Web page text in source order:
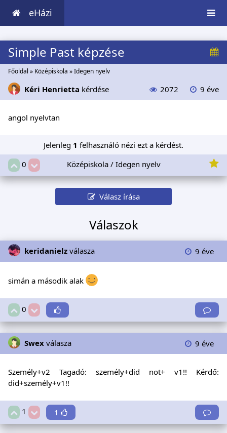
eHázi
Simple Past képzése
Főoldal » Középiskola »Idegen nyelv
Kéri Henrietta kérdése 2072 9 éve
angol nyelvtan
Jelenleg 1 felhasználó nézi ezt a kérdést.
0
Középiskola / Idegen nyelv
Válasz írása
Válaszok
keridanielz válasza 9 éve
simán a második alak
0
Swex válasza 9 éve
Személy+v2 Tagadó: személy+did not+ v1!! Kérdő:
did+személy+v1!!
1 1